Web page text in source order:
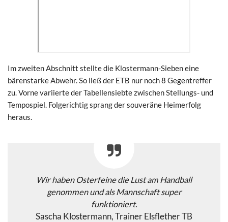
Im zweiten Abschnitt stellte die Klostermann-Sieben eine
bärenstarke Abwehr. So ließ der ETB nur noch 8 Gegentreffer
zu. Vorne variierte der Tabellensiebte zwischen Stellungs- und
Tempospiel. Folgerichtig sprang der souveräne Heimerfolg
heraus.
Wir haben Osterfeine die Lust am Handball
genommen und als Mannschaft super
funktioniert.
Sascha Klostermann, Trainer Elsflether TB